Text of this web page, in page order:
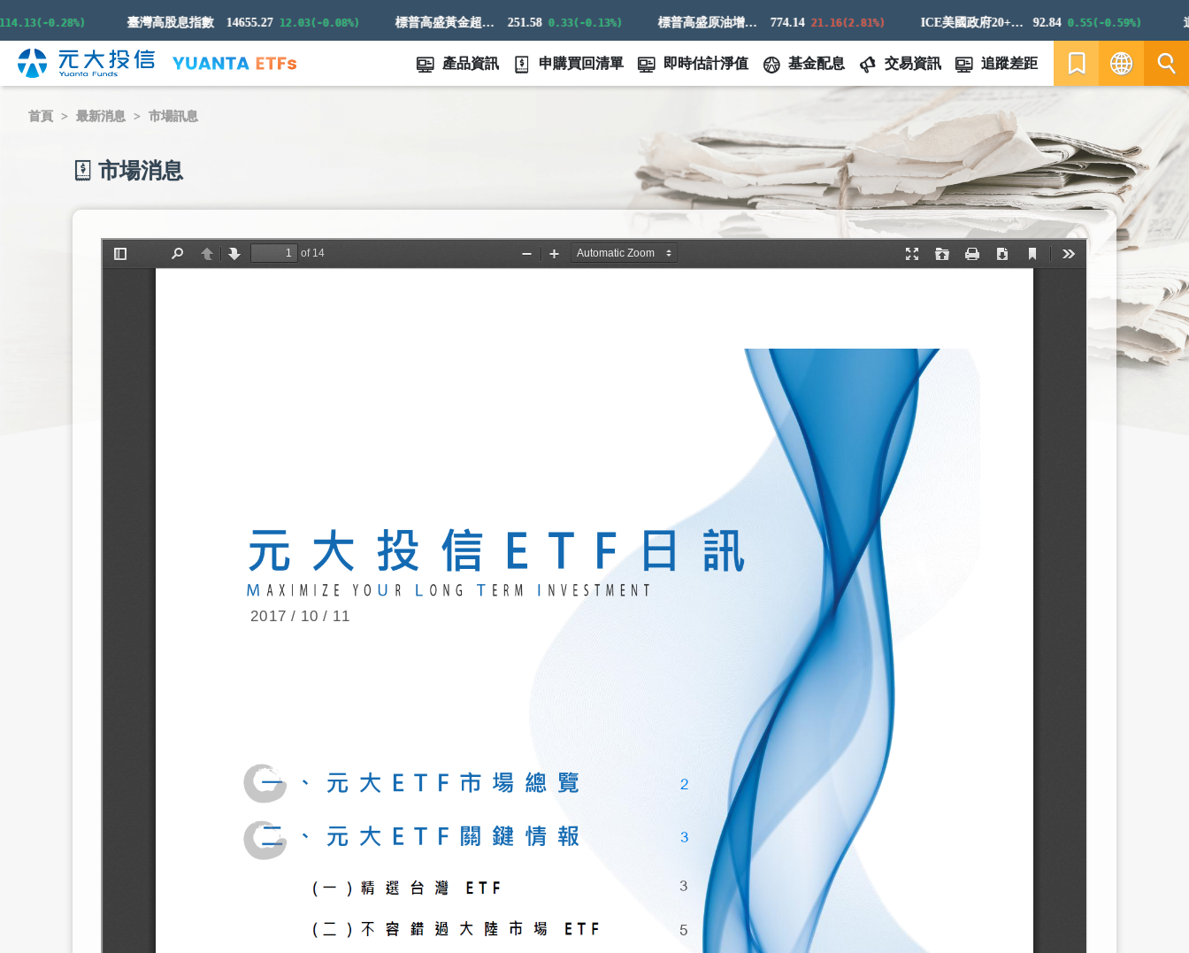
0.28%) 臺灣高股息指數 14655.27 12.03(-0.08%) 標普高盛黃金超額回報指數 251.58 0.33(-0.13%) 標普高盛原油增強超額回報指數 774.14 21.16(2.81%) ICE美國政府20+年期債券指數 92.84 0.55(-0.59%) 道瓊
產品資訊 申購買回清單 即時估計淨值 基金配息 交易資訊 追蹤差距
EN
首頁 最新消息 市場訊息
市場消息